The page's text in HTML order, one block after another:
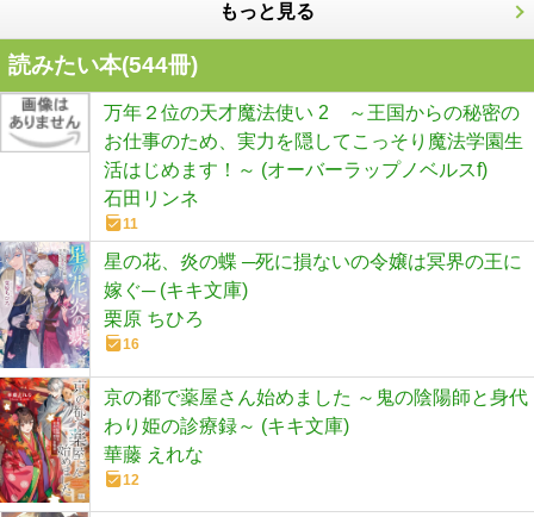
もっと見る
読みたい本(544冊)
万年２位の天才魔法使い 2 ～王国からの秘密の
お仕事のため、実力を隠してこっそり魔法学園生
活はじめます！～ (オーバーラップノベルスf)
石田リンネ
11
星の花、炎の蝶 ─死に損ないの令嬢は冥界の王に
嫁ぐ─ (キキ文庫)
栗原 ちひろ
16
京の都で薬屋さん始めました ～鬼の陰陽師と身代
わり姫の診療録～ (キキ文庫)
華藤 えれな
12